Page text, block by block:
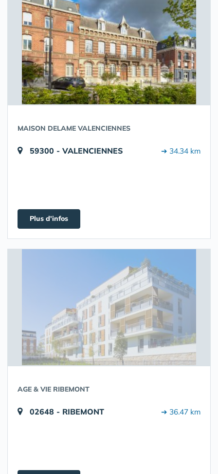
MAISON DELAME VALENCIENNES
59300 - VALENCIENNES ➔ 34.34 km
Plus d'infos
AGE & VIE RIBEMONT
02648 - RIBEMONT ➔ 36.47 km